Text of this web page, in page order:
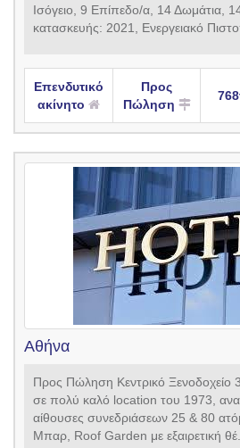
Ισόγειο, 9 Επίπεδο/α, 14 Δωμάτια,
κατασκευής: 2021, Ενεργειακό
Επενδυτικό
ακίνητο
Προς
Πώληση
Αθήνα
Προς Πώληση Κεντρικό Ξενοδοχείο
σε πολύ καλό location του 1973,
αίθουσες συνεδριάσεων 25 & 80
Μπαρ, Roof Garden με εξαιρετική θέ...